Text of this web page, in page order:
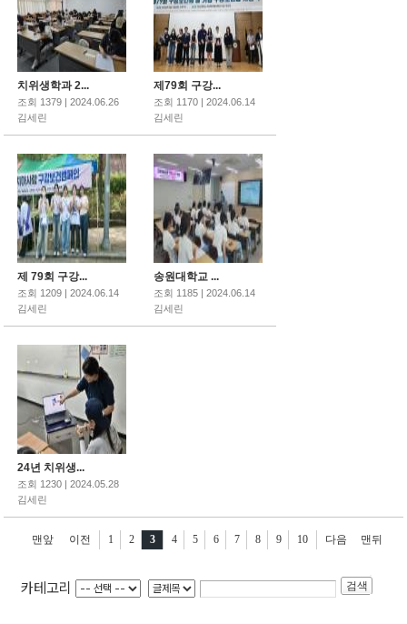
치위생학과 2...
조회 1379 | 2024.06.26
김세린
제79회 구강...
조회 1170 | 2024.06.14
김세린
제 79회 구강...
조회 1209 | 2024.06.14
김세린
송원대학교 ...
조회 1185 | 2024.06.14
김세린
24년 치위생...
조회 1230 | 2024.05.28
김세린
맨앞 이전 1 2 3 4 5 6 7 8 9 10 다음 맨뒤
카테고리